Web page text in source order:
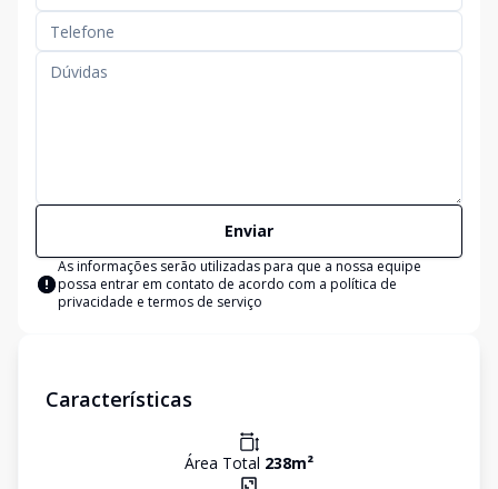
Enviar
As informações serão utilizadas para que a nossa equipe
possa entrar em contato de acordo com a política de
privacidade e termos de serviço
Características
Área Total 238m²